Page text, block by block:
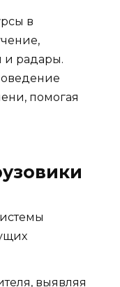
в
и радары.
помогая
выявляя